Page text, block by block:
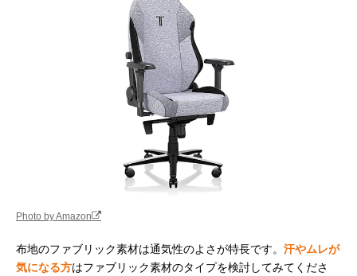
Photo by Amazon
布地のファブリック素材は通気性のよさが特長です。 汗やムレが
気になる方はファブリック素材のタイプを検討してみてくださ